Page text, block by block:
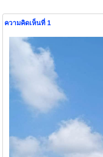
ความคิดเห็นที่ 1